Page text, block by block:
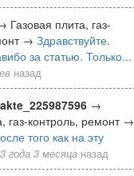
Газовая плита, газ-
→ Здравствуйте.
за статью. Только...
назад
→
газ-контроль, ремонт →
того как на эту
3 года 3 месяца назад